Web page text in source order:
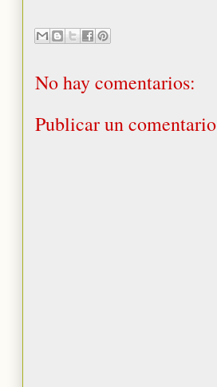
No hay comentarios:
Publicar un comentario